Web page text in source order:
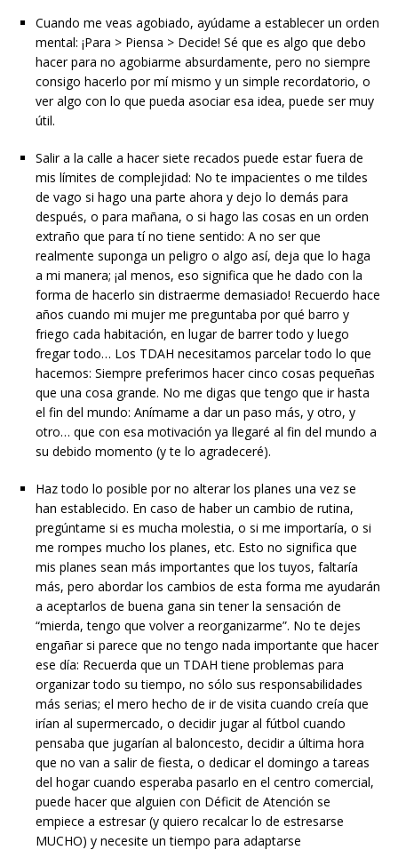
Cuando me veas agobiado, ayúdame a establecer un orden
mental: ¡Para > Piensa > Decide! Sé que es algo que debo
hacer para no agobiarme absurdamente, pero no siempre
consigo hacerlo por mí mismo y un simple recordatorio, o
ver algo con lo que pueda asociar esa idea, puede ser muy
útil.
Salir a la calle a hacer siete recados puede estar fuera de
mis límites de complejidad: No te impacientes o me tildes
de vago si hago una parte ahora y dejo lo demás para
después, o para mañana, o si hago las cosas en un orden
extraño que para tí no tiene sentido: A no ser que
realmente suponga un peligro o algo así, deja que lo haga
a mi manera; ¡al menos, eso significa que he dado con la
forma de hacerlo sin distraerme demasiado! Recuerdo hace
años cuando mi mujer me preguntaba por qué barro y
friego cada habitación, en lugar de barrer todo y luego
fregar todo… Los TDAH necesitamos parcelar todo lo que
hacemos: Siempre preferimos hacer cinco cosas pequeñas
que una cosa grande. No me digas que tengo que ir hasta
el fin del mundo: Anímame a dar un paso más, y otro, y
otro… que con esa motivación ya llegaré al fin del mundo a
su debido momento (y te lo agradeceré).
Haz todo lo posible por no alterar los planes una vez se
han establecido. En caso de haber un cambio de rutina,
pregúntame si es mucha molestia, o si me importaría, o si
me rompes mucho los planes, etc. Esto no significa que
mis planes sean más importantes que los tuyos, faltaría
más, pero abordar los cambios de esta forma me ayudarán
a aceptarlos de buena gana sin tener la sensación de
“mierda, tengo que volver a reorganizarme”. No te dejes
engañar si parece que no tengo nada importante que hacer
ese día: Recuerda que un TDAH tiene problemas para
organizar todo su tiempo, no sólo sus responsabilidades
más serias; el mero hecho de ir de visita cuando creía que
irían al supermercado, o decidir jugar al fútbol cuando
pensaba que jugarían al baloncesto, decidir a última hora
que no van a salir de fiesta, o dedicar el domingo a tareas
del hogar cuando esperaba pasarlo en el centro comercial,
puede hacer que alguien con Déficit de Atención se
empiece a estresar (y quiero recalcar lo de estresarse
MUCHO) y necesite un tiempo para adaptarse